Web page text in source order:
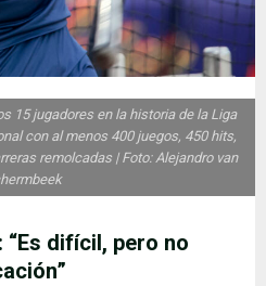
“Es difícil, pero no
15 jugadores en la historia de la Liga
con al menos 400 juegos, 450 hits,
remolcadas | Foto: Alejandro van